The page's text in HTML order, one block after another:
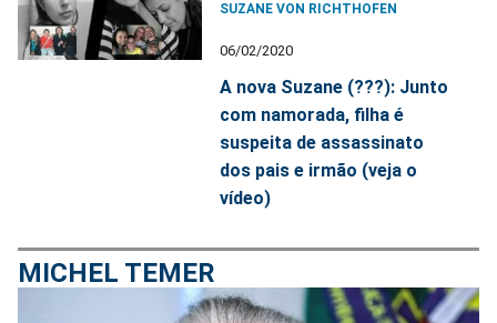
SUZANE VON RICHTHOFEN
06/02/2020
A nova Suzane (???): Junto
com namorada, filha é
suspeita de assassinato
dos pais e irmão (veja o
vídeo)
MICHEL TEMER